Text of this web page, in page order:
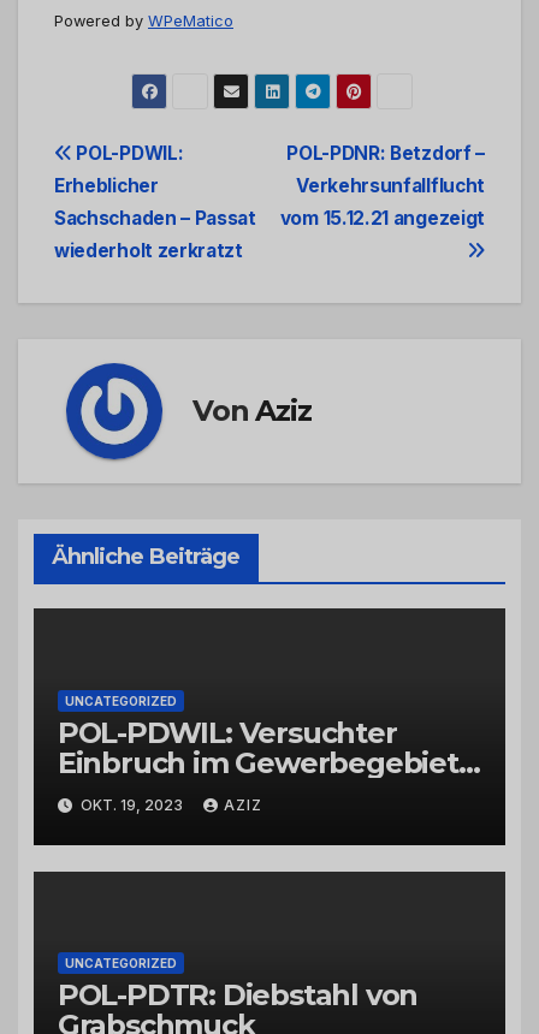
Powered by WPeMatico
Beitrags-
Navigation
POL-PDNR: Betzdorf –
Verkehrsunfallflucht
vom 15.12.21 angezeigt
POL-PDWIL:
Erheblicher
Sachschaden – Passat
wiederholt zerkratzt
VonAziz
Ähnliche Beiträge
UNCATEGORIZED
POL-PDWIL: Versuchter
Einbruch im Gewerbegebiet
Wittlich
OKT. 19, 2023 AZIZ
UNCATEGORIZED
POL-PDTR: Diebstahl von
Grabschmuck